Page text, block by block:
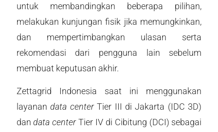
untuk membandingkan beberapa pilihan,
melakukan kunjungan fisik jika memungkinkan,
dan mempertimbangkan ulasan serta
rekomendasi dari pengguna lain sebelum
membuat keputusan akhir.
Zettagrid Indonesia saat ini menggunakan
layanandata centerTier III di Jakarta (IDC 3D)
dandata centerTier IV di Cibitung (DCI) sebagai